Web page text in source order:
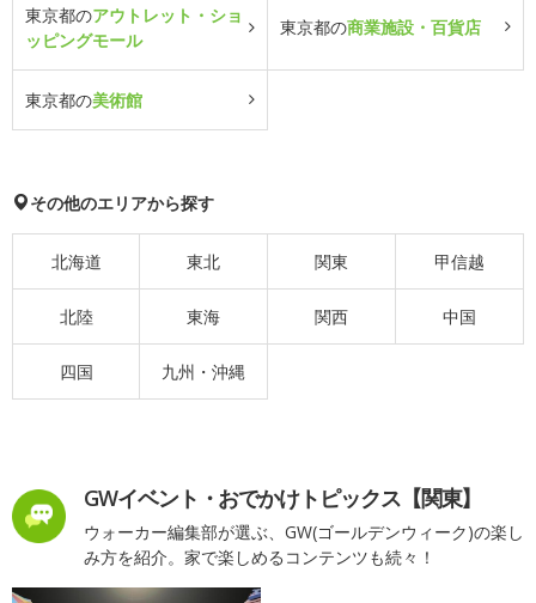
東京都のアウトレット・ショ
ッピングモール
東京都の商業施設・百貨店
東京都の美術館
その他のエリアから探す
北海道 東北 関東 甲信越
北陸 東海 関西 中国
四国 九州・沖縄
GWイベント・おでかけトピックス【関東】
ウォーカー編集部が選ぶ、GW(ゴールデンウィーク)の楽し
み方を紹介。家で楽しめるコンテンツも続々！